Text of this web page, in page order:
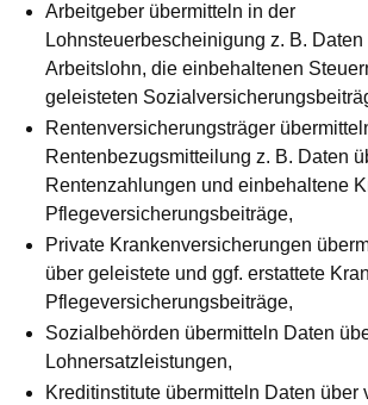
Arbeitgeber übermitteln in der
Lohnsteuerbescheinigung z. B. Daten
Arbeitslohn, die einbehaltenen
geleisteten
Rentenversicherungsträger
Rentenbezugsmitteilung z. B. Daten
Rentenzahlungen und einbehaltene
Pflegeversicherungsbeiträge,
Private Krankenversicherungen
über geleistete und ggf. erstattete
Pflegeversicherungsbeiträge,
Sozialbehörden übermitteln Daten
Lohnersatzleistungen,
Kreditinstitute übermitteln Daten über